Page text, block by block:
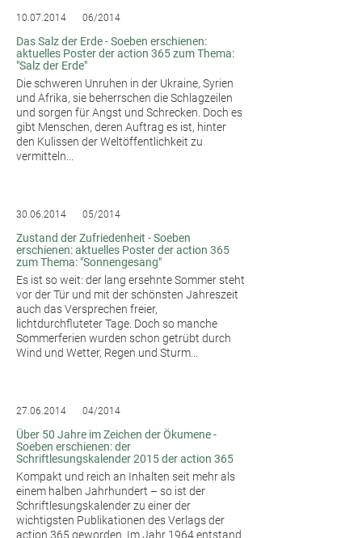
10.07.2014 06/2014
Das Salz der Erde - Soeben erschienen:
aktuelles Poster der action 365 zum Thema:
"Salz der Erde"
Die schweren Unruhen in der Ukraine, Syrien
und Afrika, sie beherrschen die Schlagzeilen
und sorgen für Angst und Schrecken. Doch es
gibt Menschen, deren Auftrag es ist, hinter
den Kulissen der Weltöffentlichkeit zu
vermitteln...
30.06.2014 05/2014
Zustand der Zufriedenheit - Soeben
erschienen: aktuelles Poster der action 365
zum Thema: "Sonnengesang"
Es ist so weit: der lang ersehnte Sommer steht
vor der Tür und mit der schönsten Jahreszeit
auch das Versprechen freier,
lichtdurchfluteter Tage. Doch so manche
Sommerferien wurden schon getrübt durch
Wind und Wetter, Regen und Sturm...
27.06.2014 04/2014
Über 50 Jahre im Zeichen der Ökumene -
Soeben erschienen: der
Schriftlesungskalender 2015 der action 365
Kompakt und reich an Inhalten seit mehr als
einem halben Jahrhundert – so ist der
Schriftlesungskalender zu einer der
wichtigsten Publikationen des Verlags der
action 365 geworden. Im Jahr 1964 entstand